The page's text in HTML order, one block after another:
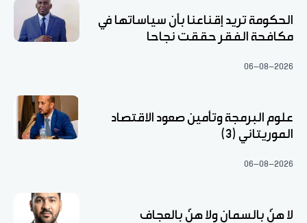
الحكومة تريد إقناعنا بأن سياساتها في
مكافحة الفقر حققت نجاحا
06-08-2026
علوم البرمجة وتأمين صعود الاقتصاد
الموريتاني (3)
06-08-2026
لا هنّ بالسمان ولا هنّ بالعجاف